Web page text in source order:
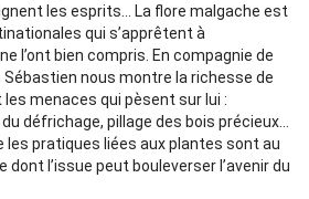
les esprits… La flore malgache est
qui s’apprêtent à
l’ont bien compris. En compagnie de
nous montre la richesse de
menaces qui pèsent sur lui :
défrichage, pillage des bois précieux…
les pratiques liées aux plantes sont au
dont l’issue peut bouleverser l’avenir du